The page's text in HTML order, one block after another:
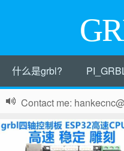
什么是grbl?
Contact me: